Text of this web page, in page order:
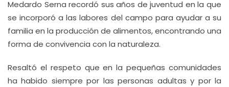
Medardo Serna recordó sus años de juventud en la que
se incorporó a las labores del campo para ayudar a su
familia en la producción de alimentos, encontrando una
forma de convivencia con la naturaleza.
Resaltó el respeto que en la pequeñas comunidades
ha habido siempre por las personas adultas y por la